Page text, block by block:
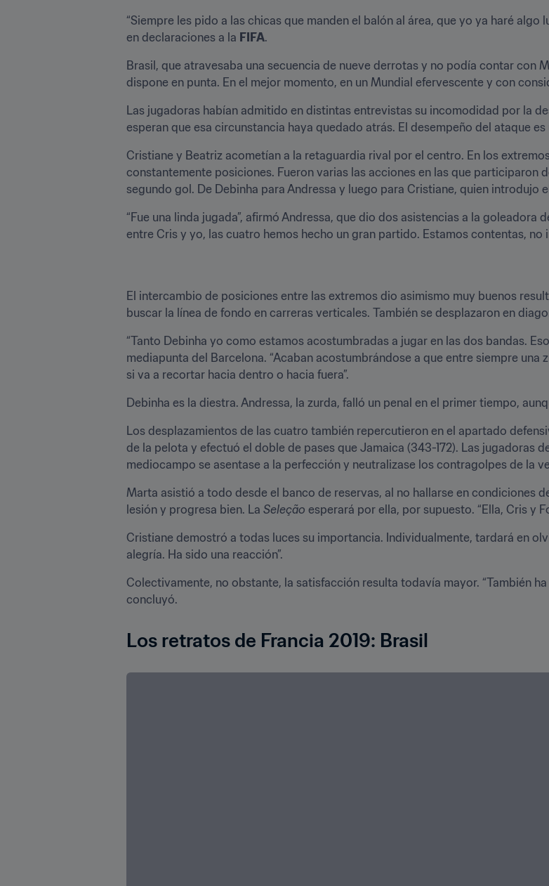
“Siempre les pido a las chicas que manden el balón al área, que yo ya haré algo
en declaraciones a la FIFA.
Brasil, que atravesaba una secuencia de nueve derrotas y no podía contar con
dispone en punta. En el mejor momento, en un Mundial efervescente y con
Las jugadoras habían admitido en distintas entrevistas su incomodidad por la
esperan que esa circunstancia haya quedado atrás. El desempeño del ataque
Cristiane y Beatriz acometían a la retaguardia rival por el centro. En los
constantemente posiciones. Fueron varias las acciones en las que participaron
segundo gol. De Debinha para Andressa y luego para Cristiane, quien introdujo
“Fue una linda jugada”, afirmó Andressa, que dio dos asistencias a la
entre Cris y yo, las cuatro hemos hecho un gran partido. Estamos contentas, no
El intercambio de posiciones entre las extremos dio asimismo muy buenos
buscar la línea de fondo en carreras verticales. También se desplazaron en
“Tanto Debinha yo como estamos acostumbradas a jugar en las dos bandas.
mediapunta del Barcelona. “Acaban acostumbrándose a que entre siempre una
si va a recortar hacia dentro o hacia fuera”.
Debinha es la diestra. Andressa, la zurda, falló un penal en el primer tiempo,
Los desplazamientos de las cuatro también repercutieron en el apartado
de la pelota y efectuó el doble de pases que Jamaica (343-172). Las jugadoras
mediocampo se asentase a la perfección y neutralizase los contragolpes de la
Marta asistió a todo desde el banco de reservas, al no hallarse en condiciones
lesión y progresa bien. La Seleção esperará por ella, por supuesto. “Ella, Cris y
Cristiane demostró a todas luces su importancia. Individualmente, tardará en
alegría. Ha sido una reacción”.
Colectivamente, no obstante, la satisfacción resulta todavía mayor. “También
concluyó.
Los retratos de Francia 2019: Brasil